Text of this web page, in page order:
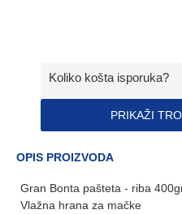
Koliko košta isporuka?
PRIKAŽI
OPIS PROIZVODA
Gran Bonta pašteta - riba
Vlažna hrana za mačke